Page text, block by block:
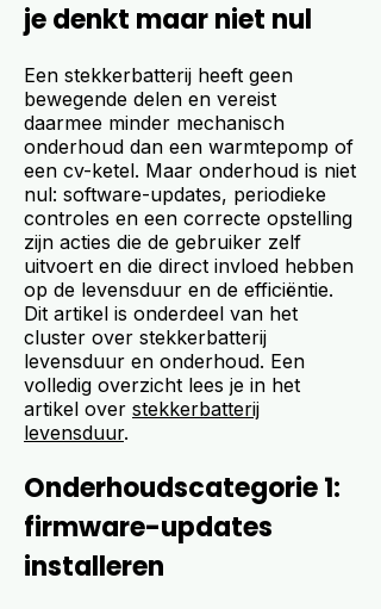
je denkt maar niet nul
Een stekkerbatterij heeft geen
bewegende delen en vereist
daarmee minder mechanisch
onderhoud dan een warmtepomp of
een cv-ketel. Maar onderhoud is niet
nul: software-updates, periodieke
controles en een correcte opstelling
zijn acties die de gebruiker zelf
uitvoert en die direct invloed hebben
op de levensduur en de efficiëntie.
Dit artikel is onderdeel van het
cluster over stekkerbatterij
levensduur en onderhoud. Een
volledig overzicht lees je in het
artikel over stekkerbatterij
levensduur.
Onderhoudscategorie 1:
firmware-updates
installeren